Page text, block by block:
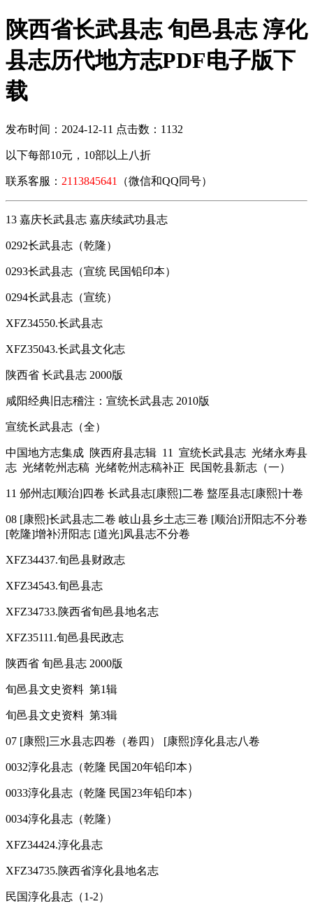
陕西省长武县志 旬邑县志 淳化
县志历代地方志PDF电子版下
载
发布时间：2024-12-11 点击数：1132
以下每部10元，10部以上八折
联系客服： 2113845641 （微信和QQ同号）
13 嘉庆长武县志 嘉庆续武功县志
0292长武县志（乾隆）
0293长武县志（宣统 民国铅印本）
0294长武县志（宣统）
XFZ34550.长武县志
XFZ35043.长武县文化志
陕西省 长武县志 2000版
咸阳经典旧志稽注：宣统长武县志 2010版
宣统长武县志（全）
中国地方志集成 陕西府县志辑 11 宣统长武县志 光绪永寿县
志 光绪乾州志稿 光绪乾州志稿补正 民国乾县新志（一）
11 邠州志[顺治]四卷 长武县志[康熙]二卷 盩厔县志[康熙]十卷
08 [康熙]长武县志二卷 岐山县乡土志三卷 [顺治]汧阳志不分卷
[乾隆]增补汧阳志 [道光]凤县志不分卷
XFZ34437.旬邑县财政志
XFZ34543.旬邑县志
XFZ34733.陕西省旬邑县地名志
XFZ35111.旬邑县民政志
陕西省 旬邑县志 2000版
旬邑县文史资料 第1辑
旬邑县文史资料 第3辑
07 [康熙]三水县志四卷（卷四） [康熙]淳化县志八卷
0032淳化县志（乾隆 民国20年铅印本）
0033淳化县志（乾隆 民国23年铅印本）
0034淳化县志（乾隆）
XFZ34424.淳化县志
XFZ34735.陕西省淳化县地名志
民国淳化县志（1-2）